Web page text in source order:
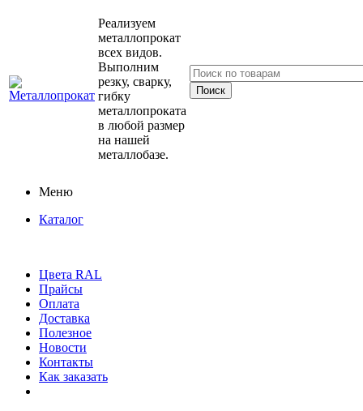
Реализуем
металлопрокат
всех видов.
Выполним
резку, сварку,
гибку
металлопроката
в любой размер
на нашей
металлобазе.
Меню
Каталог
Цвета RAL
Прайсы
Оплата
Доставка
Полезное
Новости
Контакты
Как заказать